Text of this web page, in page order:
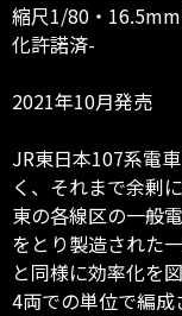
縮尺1/80・
化許諾済-
2021年10月発売
JR東日本107系電
く、それまで余剰
東の各線区の一般
をとり製造された
と同様に効率化を
4両での単位で編成